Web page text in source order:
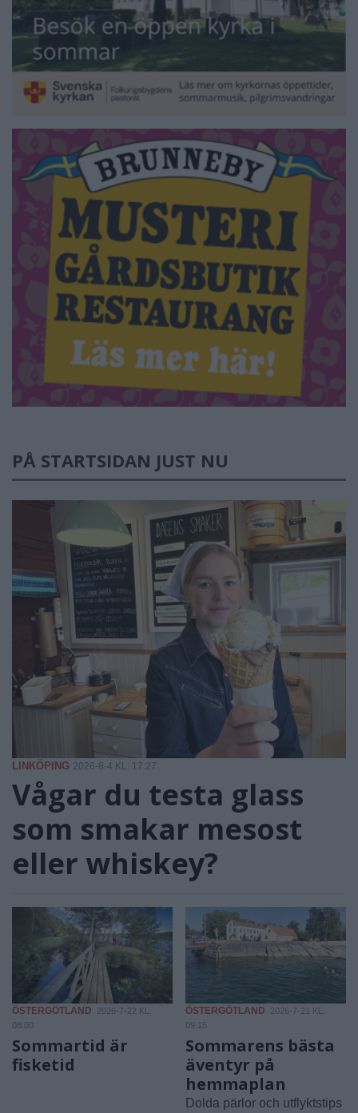
PÅ STARTSIDAN JUST NU
LINKÖPING 2026-8-4 KL. 17:27
Vågar du testa glass
som smakar mesost
eller whiskey?
ÖSTERGÖTLAND
2026-7-22 KL.
08:00
Sommartid är
fisketid
ÖSTERGÖTLAND
2026-7-21 KL.
09:15
Sommarens bästa
äventyr på
hemmaplan
Dolda pärlor och utflyktstips